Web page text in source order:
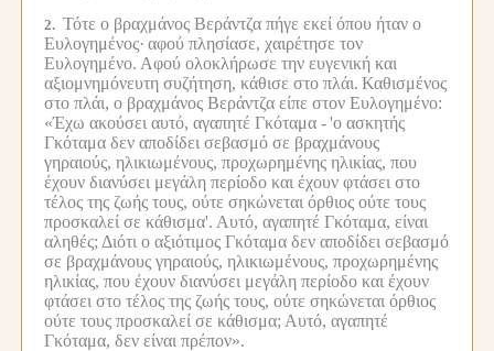
2. Τότε ο βραχμάνος Βεράντζα πήγε εκεί όπου ήταν ο
Ευλογημένος· αφού πλησίασε, χαιρέτησε τον
Ευλογημένο. Αφού ολοκλήρωσε την ευγενική και
αξιομνημόνευτη συζήτηση, κάθισε στο πλάι. Καθισμένος
στο πλάι, ο βραχμάνος Βεράντζα είπε στον Ευλογημένο:
«Έχω ακούσει αυτό, αγαπητέ Γκόταμα -'ο ασκητής
Γκόταμα δεν αποδίδει σεβασμό σε βραχμάνους
γηραιούς, ηλικιωμένους, προχωρημένης ηλικίας, που
έχουν διανύσει μεγάλη περίοδο και έχουν φτάσει στο
τέλος της ζωής τους, ούτε σηκώνεται όρθιος ούτε τους
προσκαλεί σε κάθισμα'. Αυτό, αγαπητέ Γκόταμα, είναι
αληθές; Διότι ο αξιότιμος Γκόταμα δεν αποδίδει σεβασμό
σε βραχμάνους γηραιούς, ηλικιωμένους, προχωρημένης
ηλικίας, που έχουν διανύσει μεγάλη περίοδο και έχουν
φτάσει στο τέλος της ζωής τους, ούτε σηκώνεται όρθιος
ούτε τους προσκαλεί σε κάθισμα; Αυτό, αγαπητέ
Γκόταμα, δεν είναι πρέπον».